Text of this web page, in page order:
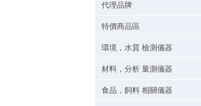
代理品牌
特價商品區
環境，水質 檢測儀器
材料，分析 量測儀器
食品，飼料 相關儀器